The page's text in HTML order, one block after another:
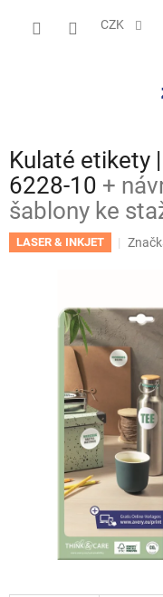
CZK
Kulaté etikety
6228-10 +
šablony ke
LASER & INKJET